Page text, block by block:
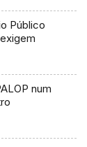
Público
num